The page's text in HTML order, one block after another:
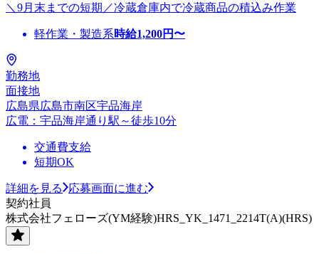
＼9月末までの短期／冷蔵倉庫内で冷蔵商品の積込み作業
軽作業・製造系時給1,200円〜
勤務地
面接地
広島県広島市南区宇品海岸
広電：宇品海岸通り駅～徒歩10分
交通費支給
短期OK
詳細を見る
応募画面に進む
契約社員
株式会社フェローズ(YM経験)HRS_YK_1471_2214T(A)(HRS)